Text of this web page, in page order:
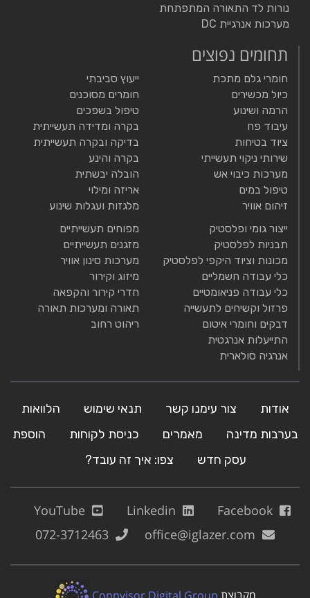
נורות לד התאורה המתפתחת
מערכות אנרגיית DC
תחומים נפוצים
חומרי גלם מתכת
כיול מכשירים
הרמה ושינוע
עיבוד פח
ציוד בטיחות
שירותי ניקוי תעשייתי
מערכות כיבוי אש
טיפול במים
זיהום אוויר
ייעוץ סביבתי
חומרים מסוכנים
טיפול בשפכים
בקרה ומדידה תעשייתית
בדיקה ובקרה תעשייתית
בקרה והינע
הובלה יבשתית
אריזה ומילוי
מלגזות ועגלות שינוע
ייצור גומי ופלסטיק
תבניות לפלסטיק
מכונות וציוד היקפי לפלסטיק
כלי עבודה חשמליים
כלי עבודה פניאומטיים
פרזול וקשיחים לתעשייה
דבקים וחומרי איטום
התייעלות אנרגטית
אנרגיה סולארית
מפוחים תעשייתיים
מזגנים תעשייתיים
מערכות סינון אוויר
מיזוג וקירור
חדרי קירור והקפאה
תאורה ומערכות תאורה
ריהוט רחוב
אודות צור עימנו קשר תנאי שימוש
הלוואות
בערבות מדינה
מאמרים כניסת לקוחות
הוספת
עסק חדש
צפו: איך זה עובד?
Facebook